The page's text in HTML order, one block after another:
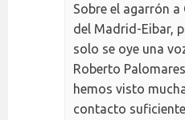
Sobre el agarrón a
del Madrid-Eibar,
solo se oye una
Roberto
hemos visto
contacto